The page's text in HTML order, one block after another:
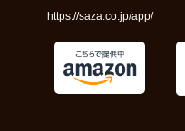
https://saza.co.jp/app/